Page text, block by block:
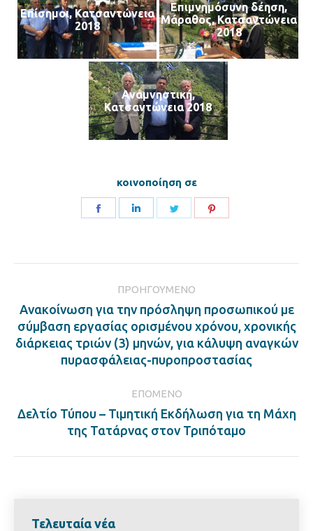
Επίσημοι, Κατσαντώνεια
2018
Επιμνημόσυνη δέηση,
Μάραθος, Κατσαντώνεια
2018
Αναμνηστική,
Κατσαντώνεια 2018
κοινοποίηση σε
Share
ΠΡΟΗΓΟΎΜΕΝΟ
Previous
post:
Ανακοίνωση για την πρόσληψη προσωπικού με
σύμβαση εργασίας ορισμένου χρόνου, χρονικής
διάρκειας τριών (3) μηνών, για κάλυψη αναγκών
πυρασφάλειας-πυροπροστασίας
ΕΠΌΜΕΝΟ
Next
post:
Δελτίο Τύπου – Τιμητική Εκδήλωση για τη Μάχη
της Τατάρνας στον Τριπόταμο
Τελευταία νέα